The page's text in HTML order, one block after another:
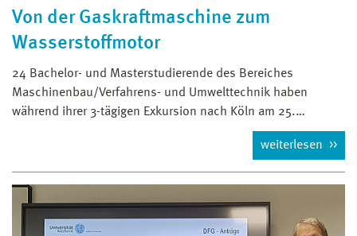
Von der Gaskraftmaschine zum
Wasserstoffmotor
24 Bachelor- und Masterstudierende des Bereiches
Maschinenbau/Verfahrens- und Umwelttechnik haben
während ihrer 3-tägigen Exkursion nach Köln am 25.…
weiterlesen